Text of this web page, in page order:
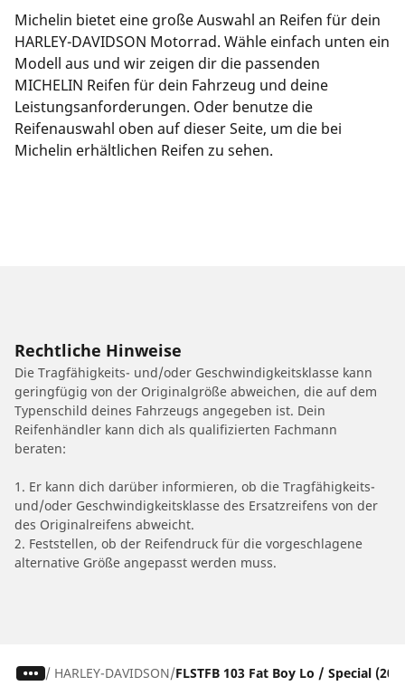
Michelin bietet eine große Auswahl an Reifen für dein
HARLEY-DAVIDSON Motorrad. Wähle einfach unten ein
Modell aus und wir zeigen dir die passenden
MICHELIN Reifen für dein Fahrzeug und deine
Leistungsanforderungen. Oder benutze die
Reifenauswahl oben auf dieser Seite, um die bei
Michelin erhältlichen Reifen zu sehen.
Rechtliche Hinweise
Die Tragfähigkeits- und/oder Geschwindigkeitsklasse kann
geringfügig von der Originalgröße abweichen, die auf dem
Typenschild deines Fahrzeugs angegeben ist. Dein
Reifenhändler kann dich als qualifizierten Fachmann
beraten:
1. Er kann dich darüber informieren, ob die Tragfähigkeits-
und/oder Geschwindigkeitsklasse des Ersatzreifens von der
des Originalreifens abweicht.
2. Feststellen, ob der Reifendruck für die vorgeschlagene
alternative Größe angepasst werden muss.
/ HARLEY-DAVIDSON FLSTFB 103 Fat Boy Lo / Special